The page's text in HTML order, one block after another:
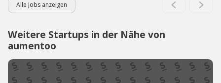
Alle Jobs anzeigen
Weitere Startups in der Nähe von
aumentoo